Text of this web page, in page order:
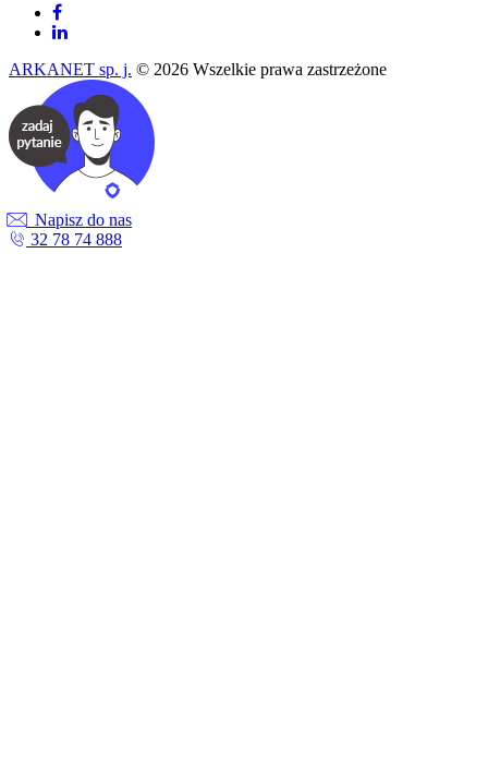
ARKANET sp. j. © 2026 Wszelkie prawa zastrzeżone
Napisz do nas
32 78 74 888